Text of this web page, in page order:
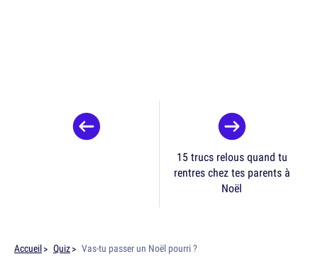
15 trucs relous quand tu
rentres chez tes parents à
Noël
Accueil Quiz Vas-tu passer un Noël pourri ?